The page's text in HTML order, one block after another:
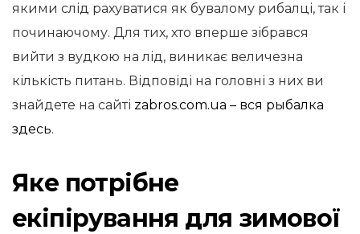
якими слід рахуватися як бувалому рибалці, так і
починаючому. Для тих, хто вперше зібрався
вийти з вудкою на лід, виникає величезна
кількість питань. Відповіді на головні з них ви
знайдете на сайті zabros.com.ua – вся рыбалка
здесь.
Яке потрібне
екіпірування для зимової